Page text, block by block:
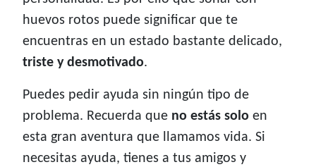
huevos rotos puede significar que te
encuentras en un estado bastante delicado,
triste y desmotivado.
Puedes pedir ayuda sin ningún tipo de
problema. Recuerda que no estás solo en
esta gran aventura que llamamos vida. Si
necesitas ayuda, tienes a tus amigos y